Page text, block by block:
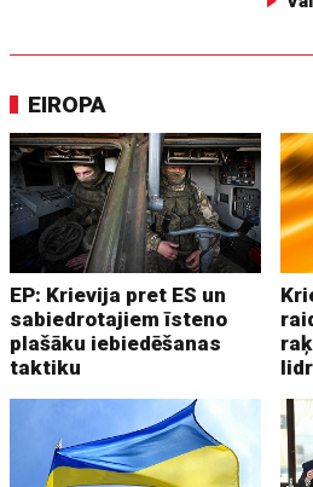
EIROPA
EP: Krievija pret ES un
sabiedrotajiem īsteno
plašāku iebiedēšanas
taktiku